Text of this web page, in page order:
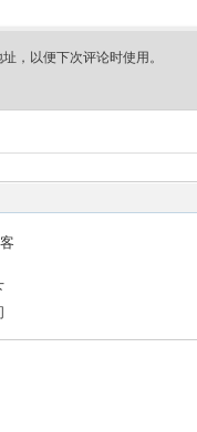
，以便下次评论时使用。